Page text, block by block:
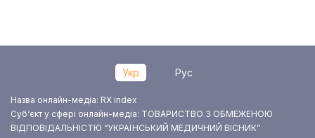
Укр Рус
Назва онлайн-медіа: RX index
Суб‘єкт у сфері онлайн-медіа: ТОВАРИСТВО З ОБМЕЖЕНОЮ
ВІДПОВІДАЛЬНІСТЮ “УКРАЇНСЬКИЙ МЕДИЧНИЙ ВІСНИК”